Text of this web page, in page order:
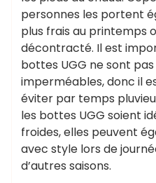
personnes les portent
plus frais au printemps
décontracté. Il est
bottes UGG ne sont
imperméables, donc il
éviter par temps
les bottes UGG soient
froides, elles peuvent
avec style lors de
d’autres saisons.